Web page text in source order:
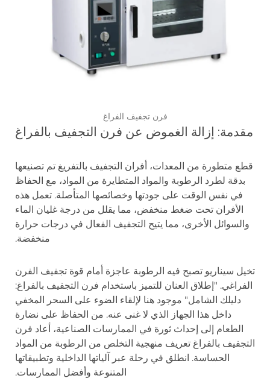
فرن تجفيف الفراغ
مقدمة: إزالة الغموض عن فرن التجفيف بالفراغ
قطع متطورة من المعدات، أفران التجفيف بالتفريغ تم تصنيعها
بدقة لطرد الرطوبة والمواد المتطايرة من المواد، مع الحفاظ
في نفس الوقت على جودتها وخصائصها المتأصلة. تعمل هذه
الأفران تحت ضغط منخفض، مما يقلل من درجة غليان الماء
والسوائل الأخرى، مما يتيح التجفيف الفعال في درجات حرارة
منخفضة.
تخيل سيناريو تصبح فيه الرطوبة عاجزة أمام قوة تجفيف الفرن
الفراغي. "إطلاق العنان للتميز باستخدام فرن التجفيف بالفراغ:
دليلك الشامل" موجود هنا لإلقاء الضوء على السحر المخفي
داخل هذا الجهاز الذي لا غنى عنه. من الحفاظ على نضارة
الطعام إلى إحداث ثورة في الممارسات الصناعية، أعاد فرن
التجفيف بالفراغ تعريف منهجية التخلص من الرطوبة من المواد
الحساسة. انطلق في رحلة عبر آلياتها الداخلية وتطبيقاتها
المتنوعة وأفضل الممارسات.